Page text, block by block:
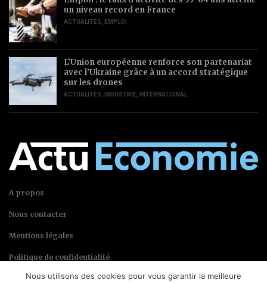
un niveau record en France
ACTUALITÉS EMPLOI
L’Union européenne renforce son partenariat
avec l’Ukraine grâce à un accord stratégique
sur les drones
ACTUALITÉS INDUSTRIE INTERNATIONAL
A propos
Nous contacter
Mentions légales
Politique de confidentialité
Nous utilisons des cookies pour vous garantir la meilleure